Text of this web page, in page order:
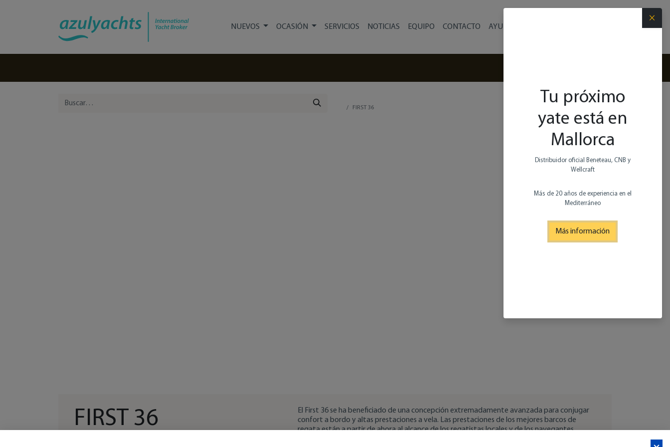
NUEVOS OCASIÓN SERVICIOS NOTICIAS EQUIPO CONTACTO AYUDA
FIRST 36
FIRST 36
El First 36 se ha beneficiado de una concepción extremadamente avanzada para conjugar
confort a bordo y altas prestaciones a vela. Las prestaciones de los mejores barcos de
regata están a partir de ahora al alcance de los regatistas locales y de los navegantes.
×
Tu próximo
yate está en
Mallorca
Distribuidor oficial Beneteau, CNB y
Wellcraft
Más de 20 años de experiencia en el
Mediterráneo
Más información